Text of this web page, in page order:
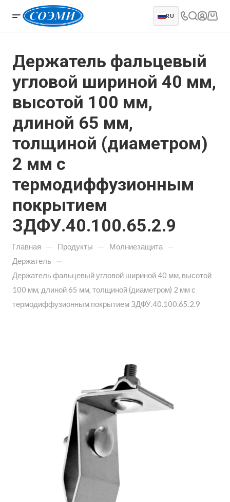
RU
Держатель фальцевый
угловой шириной 40 мм,
высотой 100 мм,
длиной 65 мм,
толщиной (диаметром)
2 мм с
термодиффузионным
покрытием
ЗДФУ.40.100.65.2.9
Главная — Продукты — Молниезащита —
Держатель —
Держатель фальцевый угловой шириной 40 мм, высотой
100 мм, длиной 65 мм, толщиной (диаметром) 2 мм с
термодиффузионным покрытием ЗДФУ.40.100.65.2.9